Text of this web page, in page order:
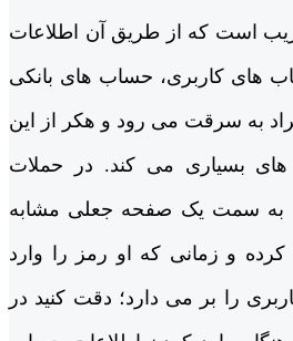
است که از طریق آن اطلاعات
های کاربری، حساب های بانکی
به سرقت می رود و هکر از این
های بسیاری می کند. در حملات
به سمت یک صفحه جعلی مشابه
کرده و زمانی که او رمز را وارد
را بر می دارد؛ دقت کنید در